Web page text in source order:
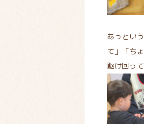
あっとい
て」「ち
駆け回っ